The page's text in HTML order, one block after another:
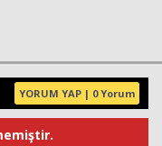
YORUM YAP | 0 Yorum